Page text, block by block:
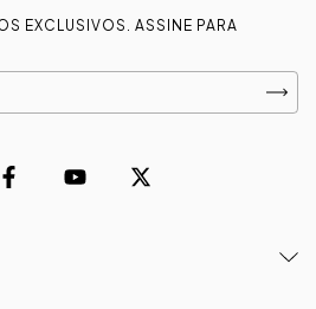
EXCLUSIVOS. ASSINE PARA